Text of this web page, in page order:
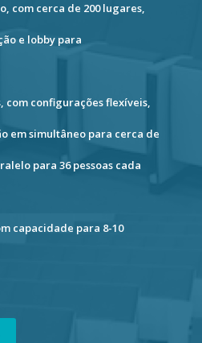
com cerca de 200 lugares,
e lobby para
com configurações flexíveis,
em simultâneo para cerca de
para 36 pessoas cada
capacidade para 8-10